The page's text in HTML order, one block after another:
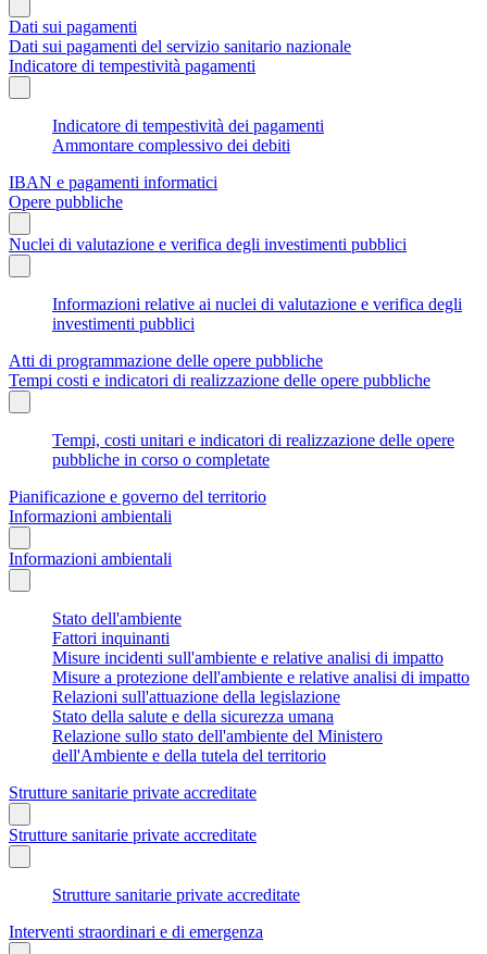
Dati sui pagamenti
Dati sui pagamenti del servizio sanitario nazionale
Indicatore di tempestività pagamenti
Indicatore di tempestività dei pagamenti
Ammontare complessivo dei debiti
IBAN e pagamenti informatici
Opere pubbliche
Nuclei di valutazione e verifica degli investimenti pubblici
Informazioni relative ai nuclei di valutazione e verifica degli
investimenti pubblici
Atti di programmazione delle opere pubbliche
Tempi costi e indicatori di realizzazione delle opere pubbliche
Tempi, costi unitari e indicatori di realizzazione delle opere
pubbliche in corso o completate
Pianificazione e governo del territorio
Informazioni ambientali
Informazioni ambientali
Stato dell'ambiente
Fattori inquinanti
Misure incidenti sull'ambiente e relative analisi di impatto
Misure a protezione dell'ambiente e relative analisi di impatto
Relazioni sull'attuazione della legislazione
Stato della salute e della sicurezza umana
Relazione sullo stato dell'ambiente del Ministero
dell'Ambiente e della tutela del territorio
Strutture sanitarie private accreditate
Strutture sanitarie private accreditate
Strutture sanitarie private accreditate
Interventi straordinari e di emergenza